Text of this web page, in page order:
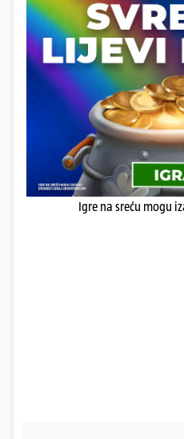
Igre na sreću mogu